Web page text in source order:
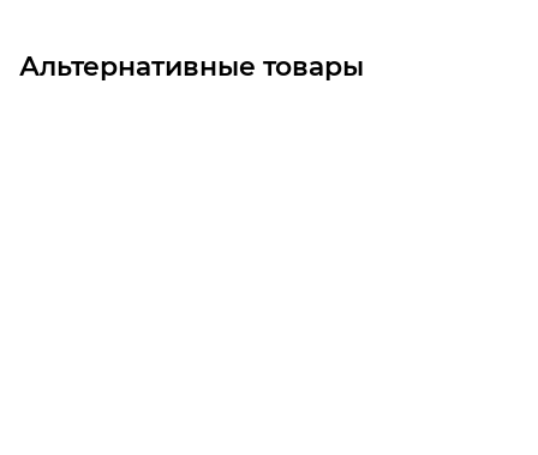
Альтернативные товары